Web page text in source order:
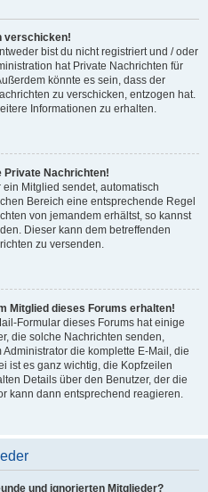
verschicken!
bist du nicht registriert und / oder
hat Private Nachrichten für
könnte es sein, dass der
zu verschicken, entzogen hat.
Informationen zu erhalten.
Private Nachrichten!
Mitglied sendet, automatisch
Bereich eine entsprechende Regel
von jemandem erhältst, so kannst
Dieser kann dem betreffenden
zu versenden.
Mitglied dieses Forums erhalten!
Formular dieses Forums hat einige
die solche Nachrichten senden,
die komplette E-Mail, die
ist es ganz wichtig, die Kopfzeilen
Details über den Benutzer, der die
kann dann entsprechend reagieren.
und ignorierten Mitglieder?